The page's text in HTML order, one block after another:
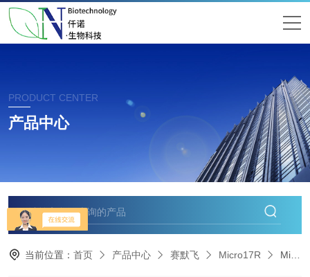
PRODUCT CENTER
产品中心
当前位置： 首页 产品中心 赛默飞 Micro17R Micro17R参数-micro17r离心机现货价格